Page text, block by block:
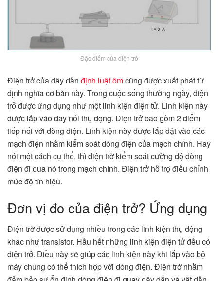
Đặc điểm của điện trở
Điện trở của dây dẫn định luật ômcũng được xuất phát từ
định nghĩa cơ bản này. Trong cuộc sống thường ngày, điện
trở được ứng dụng như một linh kiện điện tử. Linh kiện này
được lắp vào dây nối thụ động. Điện trở bao gồm 2 điểm
tiếp nối với dòng điện. Linh kiện này được lắp đặt vào các
mạch điện nhằm kiểm soát dòng điện của mạch chính. Hay
nói một cách cụ thể, thì điện trở kiểm soát cường độ dòng
điện đi qua nó trong mạch chính. Điện trở hỗ trợ điều chỉnh
mức độ tín hiệu.
Đơn vị đo của điện trở? Ứng dụng
Điện trở được sử dụng nhiều trong các linh kiện thụ động
khác như transistor. Hầu hết những linh kiện điện tử đều có
điện trở. Điều này sẽ giúp các linh kiện này khi lắp vào bộ
máy chung có thể thích hợp với dòng điện. Điện trở nhằm